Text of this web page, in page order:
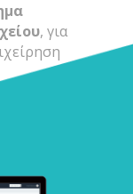
, για